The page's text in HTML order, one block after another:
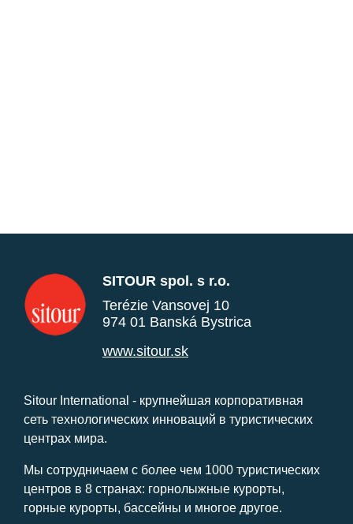
SITOUR spol. s r.o.
Terézie Vansovej 10
974 01 Banská Bystrica
www.sitour.sk
Sitour International - крупнейшая корпоративная
сеть технологических инноваций в туристических
центрах мира.
Мы сотрудничаем с более чем 1000 туристических
центров в 8 странах: горнолыжные курорты,
горные курорты, бассейны и многое другое.